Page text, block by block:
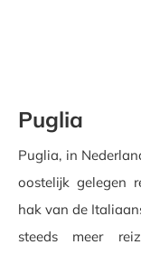
Puglia
Puglia, in
oostelijk gelegen
hak van de
steeds meer